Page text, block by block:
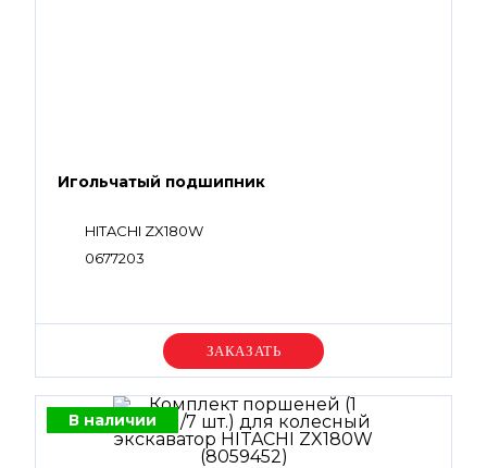
Игольчатый подшипник
HITACHI ZX180W
0677203
Уточняйте цену
В наличии